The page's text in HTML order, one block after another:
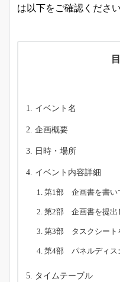
は以下をご確認ください
イベント名
企画概要
日時・場所
イベント内容詳細
第1部 企画書を書い
第2部 企画書を提出
第3部 タスクシート
第4部 パネルディス
タイムテーブル